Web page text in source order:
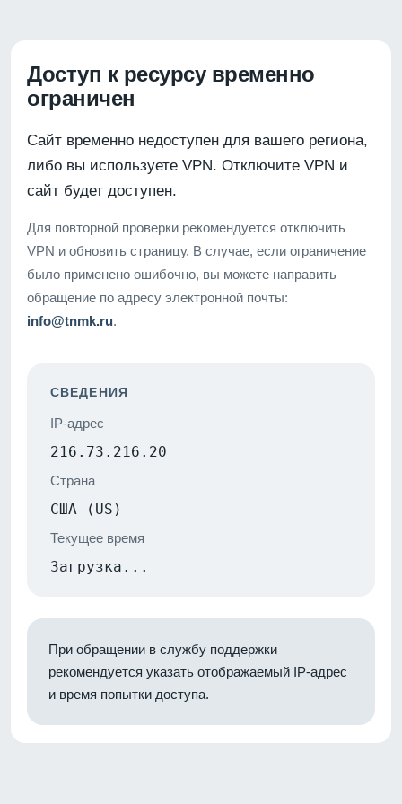
Доступ к ресурсу временно
ограничен
Сайт временно недоступен для вашего региона,
либо вы используете VPN. Отключите VPN и
сайт будет доступен.
Для повторной проверки рекомендуется отключить
VPN и обновить страницу. В случае, если ограничение
было применено ошибочно, вы можете направить
обращение по адресу электронной почты:
info@tnmk.ru.
СВЕДЕНИЯ
IP-адрес
216.73.216.20
Страна
США (US)
Текущее время
Загрузка...
При обращении в службу поддержки
рекомендуется указать отображаемый IP-адрес
и время попытки доступа.